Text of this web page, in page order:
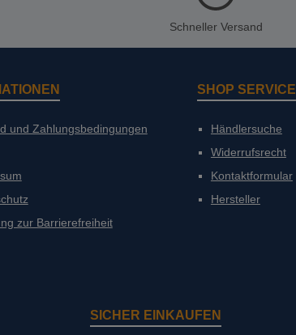
Schneller Versand
und Zahlungsbedingungen
zur Barrierefreiheit
SHOP SERVICE
Händlersuche
Widerrufsrecht
Kontaktformular
Hersteller
SICHER EINKAUFEN